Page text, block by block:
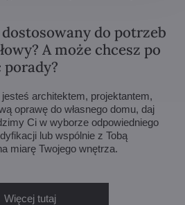
do potrzeb
A może chcesz po
architektem, projektantem,
oprawę do własnego domu, daj
Ci w wyborze odpowiedniego
lub wspólnie z Tobą
miarę Twojego wnętrza.
Więcej tutaj